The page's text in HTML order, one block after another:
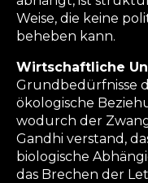
Weise, die keine
beheben kann.
Wirtschaftliche
Grundbedürfnisse
ökologische
wodurch der
Gandhi verstand,
biologische
das Brechen der